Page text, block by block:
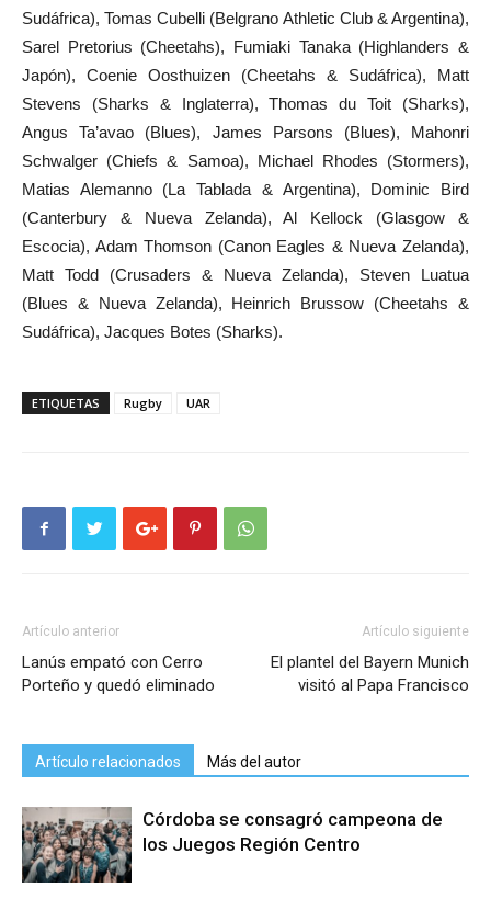
Sudáfrica), Tomas Cubelli (Belgrano Athletic Club & Argentina),
Sarel Pretorius (Cheetahs), Fumiaki Tanaka (Highlanders &
Japón), Coenie Oosthuizen (Cheetahs & Sudáfrica), Matt
Stevens (Sharks & Inglaterra), Thomas du Toit (Sharks),
Angus Ta’avao (Blues), James Parsons (Blues), Mahonri
Schwalger (Chiefs & Samoa), Michael Rhodes (Stormers),
Matias Alemanno (La Tablada & Argentina), Dominic Bird
(Canterbury & Nueva Zelanda), Al Kellock (Glasgow &
Escocia), Adam Thomson (Canon Eagles & Nueva Zelanda),
Matt Todd (Crusaders & Nueva Zelanda), Steven Luatua
(Blues & Nueva Zelanda), Heinrich Brussow (Cheetahs &
Sudáfrica), Jacques Botes (Sharks).
ETIQUETAS Rugby UAR
Artículo anterior
Lanús empató con Cerro
Porteño y quedó eliminado
Artículo siguiente
El plantel del Bayern Munich
visitó al Papa Francisco
Artículo relacionados Más del autor
Córdoba se consagró campeona de
los Juegos Región Centro